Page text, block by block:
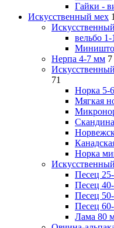
Гайки -
Искусственный мех
вельбо
Нерпа 4-7 мм 7
71
Норка 5-
Мягкая
Норка
Песец
Песец
Песец
Песец
Лама 80